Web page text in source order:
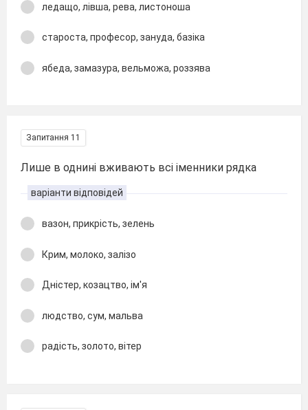
ледащо, лівша, рева, листоноша
староста, професор, зануда, базіка
ябеда, замазура, вельможа, роззява
Запитання 11
Лише в однині вживають всі іменники рядка
варіанти відповідей
вазон, прикрість, зелень
Крим, молоко, залізо
Дністер, козацтво, ім'я
людство, сум, мальва
радість, золото, вітер